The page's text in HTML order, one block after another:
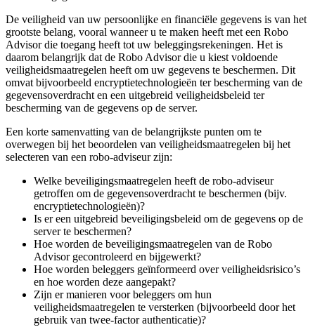
De veiligheid van uw persoonlijke en financiële gegevens is van het
grootste belang, vooral wanneer u te maken heeft met een Robo
Advisor die toegang heeft tot uw beleggingsrekeningen. Het is
daarom belangrijk dat de Robo Advisor die u kiest voldoende
veiligheidsmaatregelen heeft om uw gegevens te beschermen. Dit
omvat bijvoorbeeld encryptietechnologieën ter bescherming van de
gegevensoverdracht en een uitgebreid veiligheidsbeleid ter
bescherming van de gegevens op de server.
Een korte samenvatting van de belangrijkste punten om te
overwegen bij het beoordelen van veiligheidsmaatregelen bij het
selecteren van een robo-adviseur zijn:
Welke beveiligingsmaatregelen heeft de robo-adviseur
getroffen om de gegevensoverdracht te beschermen (bijv.
encryptietechnologieën)?
Is er een uitgebreid beveiligingsbeleid om de gegevens op de
server te beschermen?
Hoe worden de beveiligingsmaatregelen van de Robo
Advisor gecontroleerd en bijgewerkt?
Hoe worden beleggers geïnformeerd over veiligheidsrisico’s
en hoe worden deze aangepakt?
Zijn er manieren voor beleggers om hun
veiligheidsmaatregelen te versterken (bijvoorbeeld door het
gebruik van twee-factor authenticatie)?